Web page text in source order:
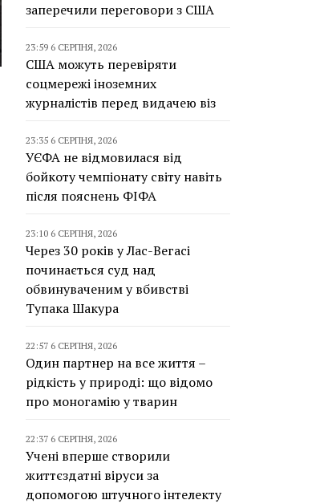
заперечили переговори з США
23:59 6 СЕРПНЯ, 2026
США можуть перевіряти
соцмережі іноземних
журналістів перед видачею віз
23:35 6 СЕРПНЯ, 2026
УЄФА не відмовилася від
бойкоту чемпіонату світу навіть
після пояснень ФІФА
23:10 6 СЕРПНЯ, 2026
Через 30 років у Лас-Вегасі
починається суд над
обвинуваченим у вбивстві
Тупака Шакура
22:57 6 СЕРПНЯ, 2026
Один партнер на все життя –
рідкість у природі: що відомо
про моногамію у тварин
22:37 6 СЕРПНЯ, 2026
Учені вперше створили
життєздатні віруси за
допомогою штучного інтелекту